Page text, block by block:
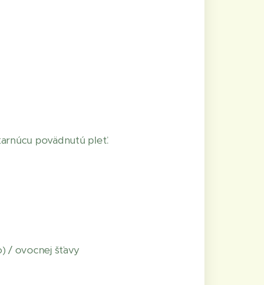
povädnutú pleť.
/ ovocnej šťavy